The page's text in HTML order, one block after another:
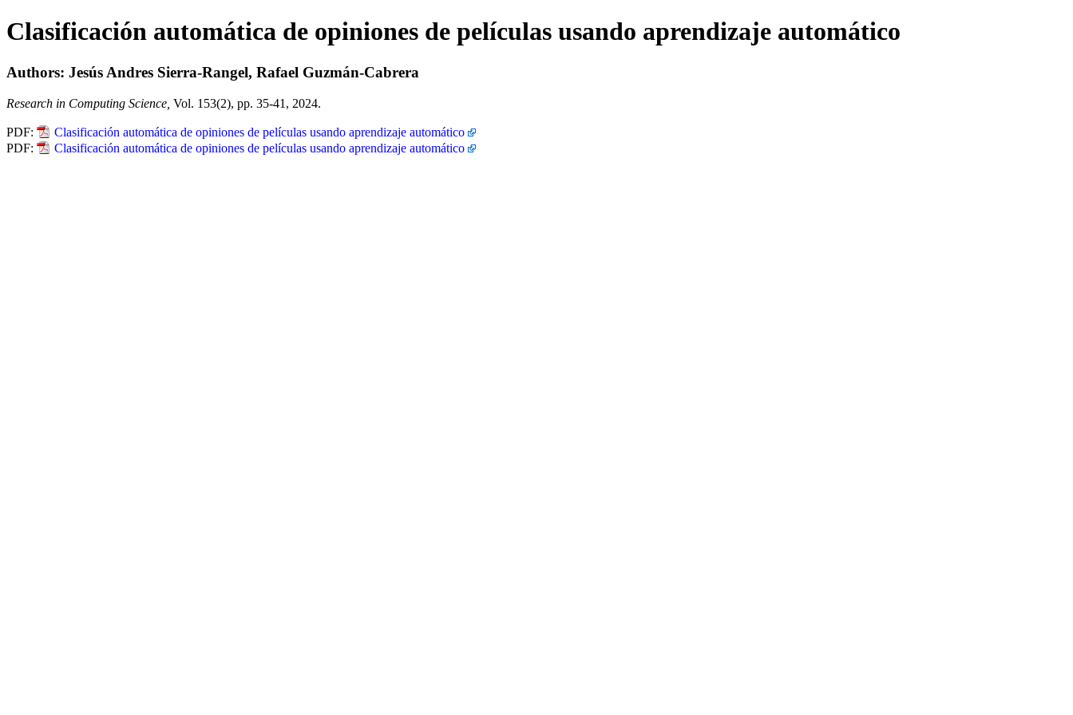
Clasificación automática de opiniones de películas usando aprendizaje automático
Authors: Jesús Andres Sierra-Rangel, Rafael Guzmán-Cabrera
Research in Computing Science, Vol. 153(2), pp. 35-41, 2024.
PDF:
Clasificación automática de opiniones de películas usando aprendizaje automático
PDF:
Clasificación automática de opiniones de películas usando aprendizaje automático